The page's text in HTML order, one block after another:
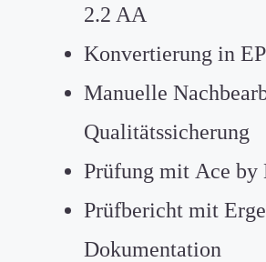
2.2 AA
Konvertierung in
Manuelle
Qualitätssicherung
Prüfung mit Ace by
Prüfbericht mit
Dokumentation